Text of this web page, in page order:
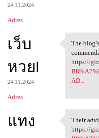
24.11.2024
Adres
เว็บ
หวย1
24.11.2024
Adres
The
The
https://
AD...
แทง
Their
Their
https://